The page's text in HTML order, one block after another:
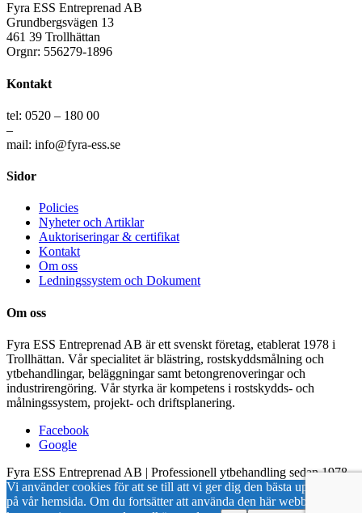
Fyra ESS Entreprenad AB
Grundbergsvägen 13
461 39 Trollhättan
Orgnr: 556279-1896
Kontakt
tel: 0520 – 180 00
–
mail: info@fyra-ess.se
Sidor
Policies
Nyheter och Artiklar
Auktoriseringar & certifikat
Kontakt
Om oss
Ledningssystem och Dokument
Om oss
Fyra ESS Entreprenad AB är ett svenskt företag, etablerat 1978 i
Trollhättan. Vår specialitet är blästring, rostskyddsmålning och
ytbehandlingar, beläggningar samt betongrenoveringar och
industrirengöring. Vår styrka är kompetens i rostskydds- och
målningssystem, projekt- och driftsplanering.
Facebook
Google
Fyra ESS Entreprenad AB | Professionell ytbehandling sedan 1978
Vi använder cookies för att se till att vi ger dig den bästa upplevelsen
på vår hemsida. Om du fortsätter att använda den här webbplatsen